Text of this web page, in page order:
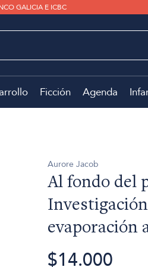
GALICIA E ICBC
Ficción Agenda
Aurore Jacob
Al fondo del
evaporación
$14.000